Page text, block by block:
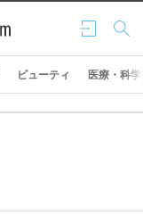
ログ
イン
検索
ビューティ 医療・科学